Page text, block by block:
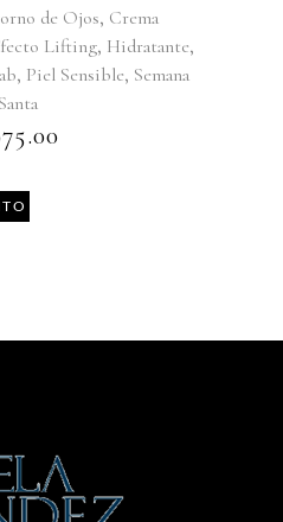
de Ojos, Crema
Lifting, Hidratante,
, Piel Sensible, Semana
Santa